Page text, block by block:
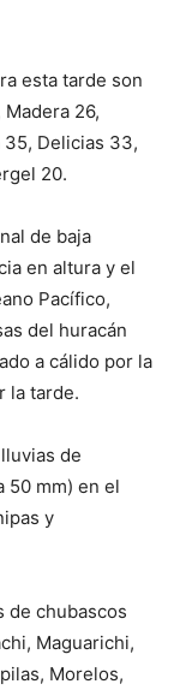
esta tarde son
26,
35, Delicias 33,
20.
de baja
en altura y el
Pacífico,
del huracán
a cálido por la
la tarde.
de
50 mm) en el
y
de chubascos
Maguarichi,
Morelos,